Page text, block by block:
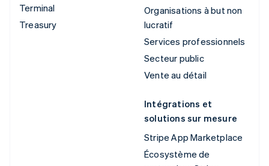
Terminal
Treasury
Organisations à but non
lucratif
Services professionnels
Secteur public
Vente au détail
Intégrations et
solutions sur mesure
Stripe App Marketplace
Écosystème de